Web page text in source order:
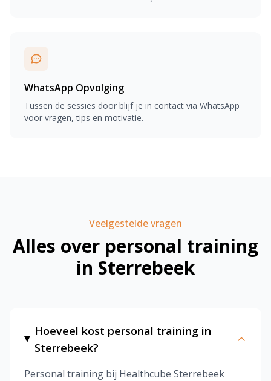
WhatsApp Opvolging
Tussen de sessies door blijf je in contact via WhatsApp
voor vragen, tips en motivatie.
Veelgestelde vragen
Alles over personal training
in Sterrebeek
Hoeveel kost personal training in
Sterrebeek?
Personal training bij Healthcube Sterrebeek